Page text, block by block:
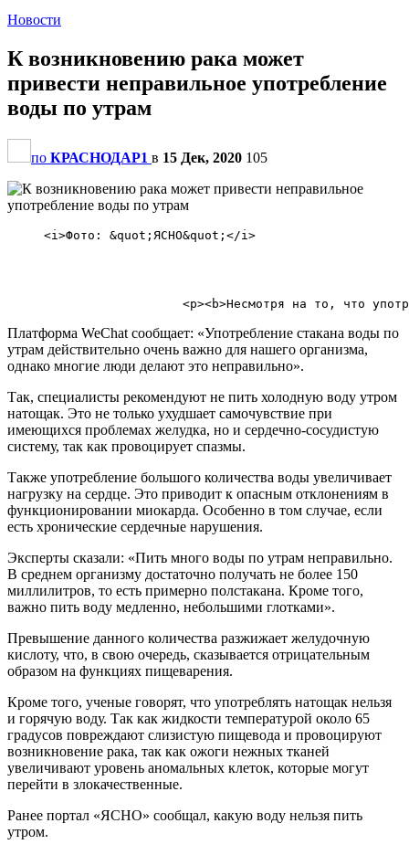
Новости
К возникновению рака может
привести неправильное употребление
воды по утрам
по КРАСНОДАР1 в 15 Дек, 2020 105
     <i>Фото: &quot;ЯСНО&quot;</i>
Платформа WeChat сообщает: «Употребление стакана воды по
утрам действительно очень важно для нашего организма,
однако многие люди делают это неправильно».
Так, специалисты рекомендуют не пить холодную воду утром
натощак. Это не только ухудшает самочувствие при
имеющихся проблемах желудка, но и сердечно-сосудистую
систему, так как провоцирует спазмы.
Также употребление большого количества воды увеличивает
нагрузку на сердце. Это приводит к опасным отклонениям в
функционировании миокарда. Особенно в том случае, если
есть хронические сердечные нарушения.
Эксперты сказали: «Пить много воды по утрам неправильно.
В среднем организму достаточно получать не более 150
миллилитров, то есть примерно полстакана. Кроме того,
важно пить воду медленно, небольшими глотками».
Превышение данного количества разжижает желудочную
кислоту, что, в свою очередь, сказывается отрицательным
образом на функциях пищеварения.
Кроме того, ученые говорят, что употреблять натощак нельзя
и горячую воду. Так как жидкости температурой около 65
градусов повреждают слизистую пищевода и провоцируют
возникновение рака, так как ожоги нежных тканей
увеличивают уровень аномальных клеток, которые могут
перейти в злокачественные.
Ранее портал «ЯСНО» сообщал, какую воду нельзя пить
утром.